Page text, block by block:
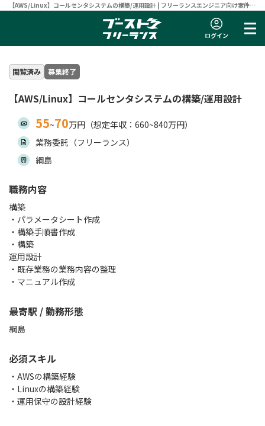
【AWS/Linux】コールセンタシステムの構築/運用設計 | フリーランスエンジニア向け案件サ
ログイン
閲覧済み 募集終了
【AWS/Linux】コールセンタシステムの構築/運用設計
55~70万円（想定年収：660~840万円）
業務委託（フリーランス）
綱島
職務内容
構築
・パラメータシート作成
・構築手順書作成
・構築
運用設計
・既存業務の業務内容の整理
・マニュアル作成
最寄駅 / 勤務形態
綱島
必須スキル
・AWSの構築経験
・Linuxの構築経験
・運用保守の設計経験